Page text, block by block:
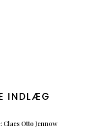
INDLÆG
Otto Jennow